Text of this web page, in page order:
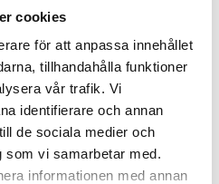
cookies
för att anpassa innehållet
tillhandahålla funktioner
vår trafik. Vi
identifierare och annan
de sociala medier och
som vi samarbetar med.
informationen med annan
Värmland samarbetar region,
att bryta den ojämna
för att säkra
Projektet drivs
med IUC Stål & Verkstad,
Attraktionskraft Värmland